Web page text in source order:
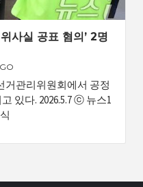
사실 공표 혐의’ 2명
거관리위원회에서 공정
있다. 2026.5.7 ⓒ 뉴스1